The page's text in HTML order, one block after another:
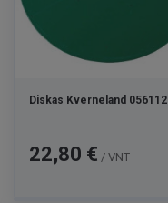
Diskas Kverneland 056112
Kaina
22,80 € / VNT